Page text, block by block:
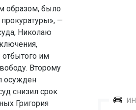
образом, было
—
Николаю
отбытого им
Второму
осужден
снизил срок
Григория